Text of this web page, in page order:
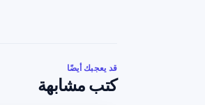
قد يعجبك أيضًا
كتب مشابهة